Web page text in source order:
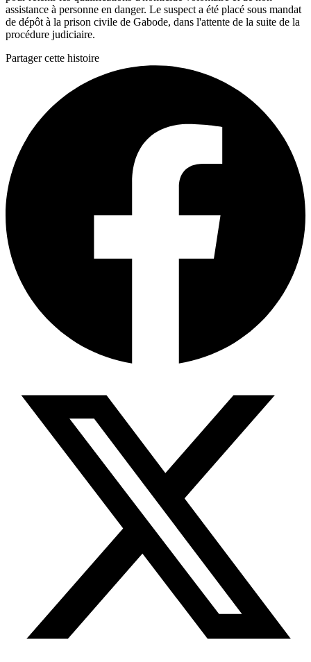
assistance à personne en danger. Le suspect a été placé sous mandat
de dépôt à la prison civile de Gabode, dans l'attente de la suite de la
procédure judiciaire.
Partager cette histoire